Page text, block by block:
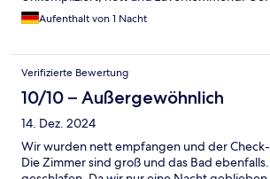
Aufenthalt von 1 Nacht
Verifizierte Bewertung
10/10 – Außergewöhnlich
14. Dez. 2024
Wir wurden nett empfangen und der
Die Zimmer sind groß und das Bad